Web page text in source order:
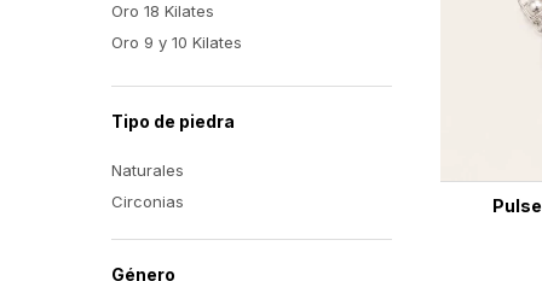
Oro 18 Kilates
Oro 9 y 10 Kilates
Tipo de piedra
Naturales
Circonias
Género